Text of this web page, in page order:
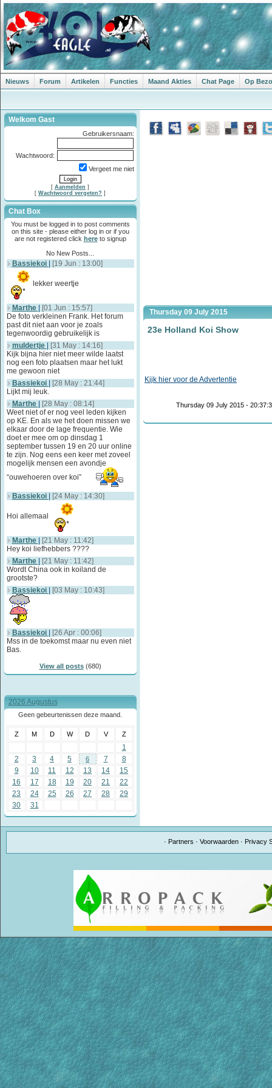
Nieuws Forum Artikelen Functies Maand Akties Chat Page Op
Welkom Gast
Gebruikersnaam:
Wachtwoord:
Vergeet me niet
[ Aanmelden ]
[ Wachtwoord vergeten? ]
Chat Box
You must be logged in to post comments
on this site - please either log in or if you
are not registered click hereto signup
No New Posts...
Bassiekoi [19 Jun : 13:00]
lekker weertje
Marthe
[01 Jun : 15:57]
De foto verkleinen Frank. Het forum
past dit niet aan voor je zoals
tegenwoordig gebruikelijk is
muldertje
[31 May : 14:16]
Kijk bijna hier niet meer wilde laatst
nog een foto plaatsen maar het lukt
me gewoon niet
Bassiekoi
[28 May : 21:44]
Lijkt mij leuk.
Marthe
[28 May : 08:14]
Weet niet of er nog veel leden kijken
op KE. En als we het doen missen we
elkaar door de lage frequentie. Wie
doet er mee om op dinsdag 1
september tussen 19 en 20 uur online
te zijn. Nog eens een keer met zoveel
mogelijk mensen een avondje
“ouwehoeren over koi”
Bassiekoi [24 May : 14:30]
Hoi allemaal
Marthe
[21 May : 11:42]
Hey koi liefhebbers ????
Marthe
[21 May : 11:42]
Wordt China ook in koiland de
grootste?
Bassiekoi
[03 May : 10:43]
Bassiekoi
[26 Apr : 00:06]
Mss in de toekomst maar nu even niet
Bas.
View all posts(680)
2026 Augustus
Geen gebeurtenissen deze maand.
Z M D W D V Z
1
2
3 4 5 6 7
8
9
10 11 12 13 14
15
16
17 18 19 20 21
22
23
24 25 26 27 28
29
30
31
Thursday 09 July 2015
23e Holland Koi Show
Kijk hier voor de Advertentie
Thursday 09 July 2015 -
· Partners ·Voorwaarden · Privacy